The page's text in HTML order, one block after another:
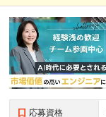
応募資格